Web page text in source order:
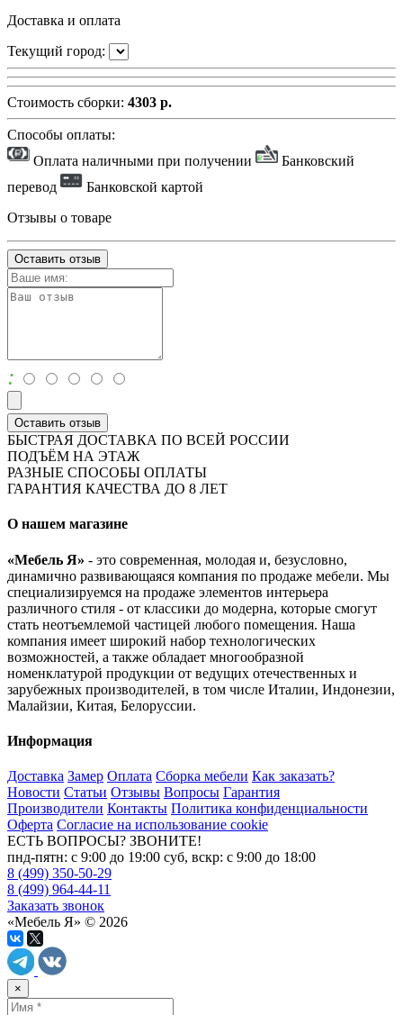
Доставка и оплата
Текущий город:
Стоимость сборки: 4303 р.
Способы оплаты:
Оплата наличными при получении
Банковский
перевод
Банковской картой
Отзывы о товаре
Оставить отзыв
:
Оставить отзыв
БЫСТРАЯ ДОСТАВКА ПО ВСЕЙ РОССИИ
ПОДЪЁМ НА ЭТАЖ
РАЗНЫЕ СПОСОБЫ ОПЛАТЫ
ГАРАНТИЯ КАЧЕСТВА ДО 8 ЛЕТ
О нашем магазине
«Мебель Я» - это современная, молодая и, безусловно,
динамично развивающаяся компания по продаже мебели. Мы
специализируемся на продаже элементов интерьера
различного стиля - от классики до модерна, которые смогут
стать неотъемлемой частицей любого помещения. Наша
компания имеет широкий набор технологических
возможностей, а также обладает многообразной
номенклатурой продукции от ведущих отечественных и
зарубежных производителей, в том числе Италии, Индонезии,
Малайзии, Китая, Белоруссии.
Информация
Доставка Замер Оплата Сборка мебели Как заказать?
Новости Статьи Отзывы Вопросы Гарантия
Производители Контакты Политика конфиденциальности
Оферта Согласие на использование cookie
ЕСТЬ ВОПРОСЫ? ЗВОНИТЕ!
пнд-пятн: с 9:00 до 19:00 суб, вскр: с 9:00 до 18:00
8 (499) 350-50-29
8 (499) 964-44-11
Заказать звонок
«Мебель Я» © 2026
×